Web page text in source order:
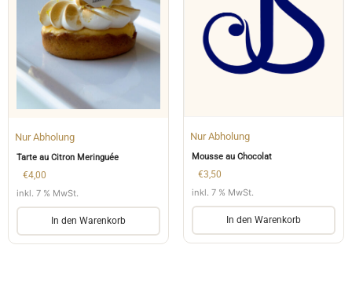
Nur Abholung
Tarte au Citron Meringuée
€4,00
inkl. 7 % MwSt.
In den Warenkorb
Nur Abholung
Mousse au Chocolat
€3,50
inkl. 7 % MwSt.
In den Warenkorb